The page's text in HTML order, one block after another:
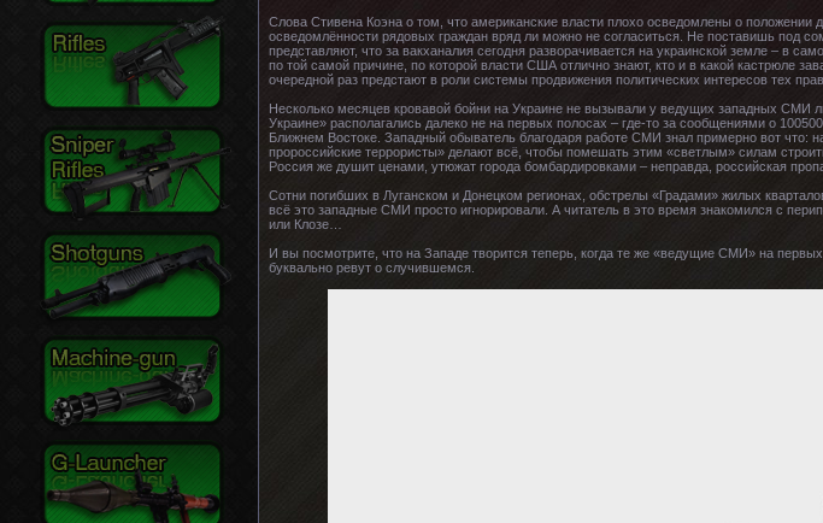
Слова Стивена Коэна о том, что американские власти плохо осведомлены о
осведомлённости рядовых граждан вряд ли можно не согласиться. Не поставишь под
представляют, что за вакханалия сегодня разворачивается на украинской земле – в
по той самой причине, по которой власти США отлично знают, кто и в какой кастрюле
очередной раз предстают в роли системы продвижения политических интересов тех
Несколько месяцев кровавой бойни на Украине не вызывали у ведущих западных СМИ
Украине» располагались далеко не на первых полосах – где-то за сообщениями о
Ближнем Востоке. Западный обыватель благодаря работе СМИ знал примерно вот что:
пророссийские террористы» делают всё, чтобы помешать этим «светлым» силам
Россия же душит ценами, утюжат города бомбардировками – неправда, российская
Сотни погибших в Луганском и Донецком регионах, обстрелы «Градами» жилых
всё это западные СМИ просто игнорировали. А читатель в это время знакомился с
или Клозе…
И вы посмотрите, что на Западе творится теперь, когда те же «ведущие СМИ» на
буквально ревут о случившемся.